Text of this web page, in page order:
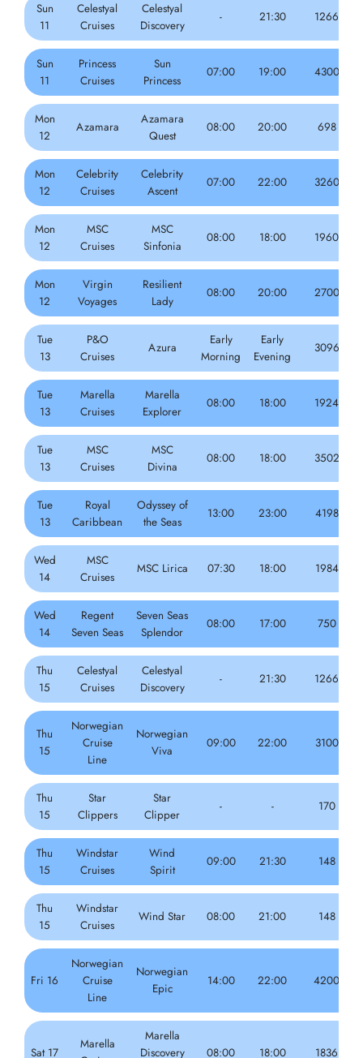
Sun
11
Celestyal
Cruises
Celestyal
Discovery
- 21:30 1266
Sun
11
Princess
Cruises
Sun
Princess
07:00 19:00 4300
Mon
12
Azamara
Azamara
Quest
08:00 20:00 698
Mon
12
Celebrity
Cruises
Celebrity
Ascent
07:00 22:00 3260
Mon
12
MSC
Cruises
MSC
Sinfonia
08:00 18:00 1960
Mon
12
Virgin
Voyages
Resilient
Lady
08:00 20:00 2700
Tue
13
P&O
Cruises
Azura
Early
Morning
Early
Evening
3096
Tue
13
Marella
Cruises
Marella
Explorer
08:00 18:00 1924
Tue
13
MSC
Cruises
MSC
Divina
08:00 18:00 3502
Tue
13
Royal
Caribbean
Odyssey of
the Seas
13:00 23:00 4198
Wed
14
MSC
Cruises
MSC Lirica 07:30 18:00 1984
Wed
14
Regent
Seven Seas
Seven Seas
Splendor
08:00 17:00 750
Thu
15
Celestyal
Cruises
Celestyal
Discovery
- 21:30 1266
Thu
15
Norwegian
Cruise
Line
Norwegian
Viva
09:00 22:00 3100
Thu
15
Star
Clippers
Star
Clipper
- - 170
Thu
15
Windstar
Cruises
Wind
Spirit
09:00 21:30 148
Thu
15
Windstar
Cruises
Wind Star 08:00 21:00 148
Fri 16
Norwegian
Cruise
Line
Norwegian
Epic
14:00 22:00 4200
Sat 17
Marella
Marella
Discovery
08:00 18:00 1836